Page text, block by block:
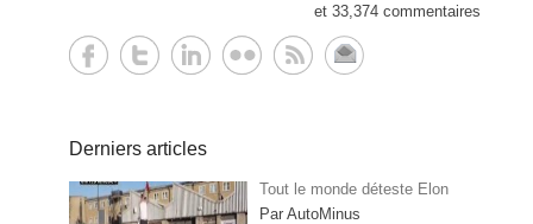
et 33,374 commentaires
Derniers articles
Tout le monde déteste Elon
Par AutoMinus